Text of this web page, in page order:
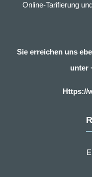
Online-Tarifierung
Sie erreichen uns
unter
Https://